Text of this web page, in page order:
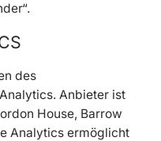
des
Anbieter ist
House, Barrow
Analytics ermöglicht